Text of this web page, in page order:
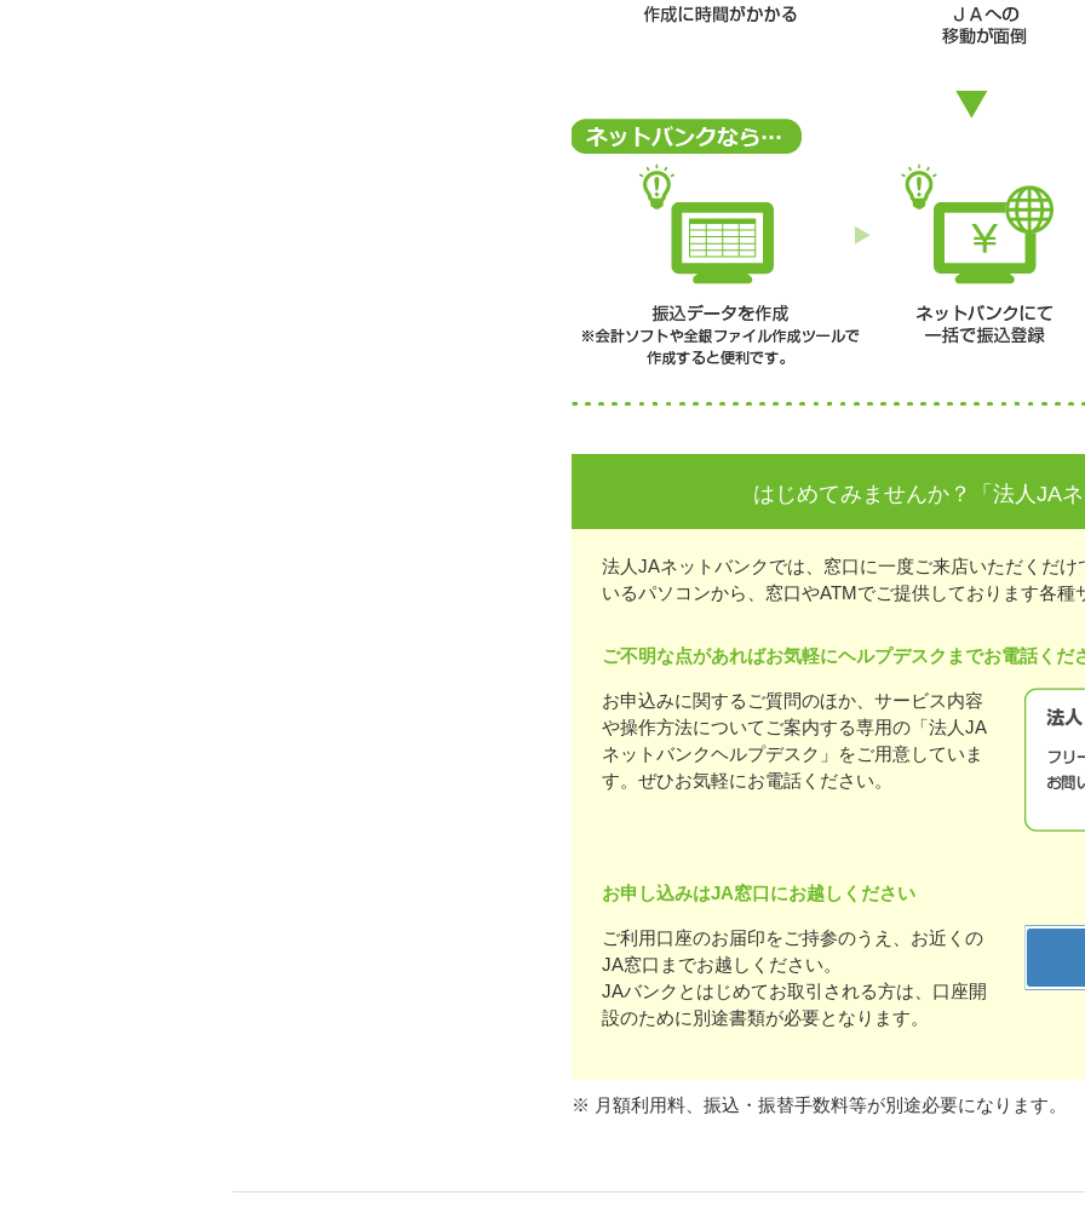
はじめてみませんか？「法人JA
法人JAネットバンクでは、窓口に一度ご来店いただくだ
いるパソコンから、窓口やATMでご提供しております各
ご不明な点があればお気軽にヘルプデスクまでお電話くだ
お申込みに関するご質問のほか、サービス内容
や操作方法についてご案内する専用の「法人JA
ネットバンクヘルプデスク」をご用意していま
す。ぜひお気軽にお電話ください。
お申し込みはJA窓口にお越しください
ご利用口座のお届印をご持参のうえ、お近くの
JA窓口までお越しください。
JAバンクとはじめてお取引される方は、口座開
設のために別途書類が必要となります。
※ 月額利用料、振込・振替手数料等が別途必要になります。